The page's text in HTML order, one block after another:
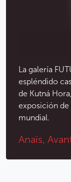
La galería
espléndido
de Kutná
exposición
mundial.
Anaïs,